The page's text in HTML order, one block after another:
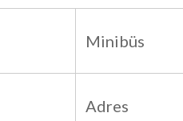
Minibüs
Adres